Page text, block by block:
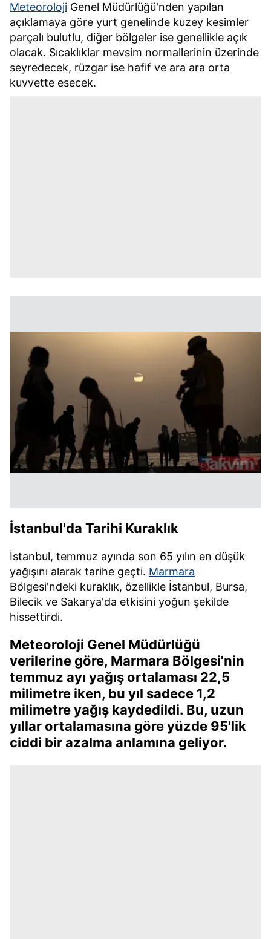
Meteoroloji Genel Müdürlüğü'nden yapılan
açıklamaya göre yurt genelinde kuzey kesimler
parçalı bulutlu, diğer bölgeler ise genellikle açık
olacak. Sıcaklıklar mevsim normallerinin üzerinde
seyredecek, rüzgar ise hafif ve ara ara orta
kuvvette esecek.
İstanbul'da Tarihi Kuraklık
İstanbul, temmuz ayında son 65 yılın en düşük
yağışını alarak tarihe geçti. Marmara
Bölgesi'ndeki kuraklık, özellikle İstanbul, Bursa,
Bilecik ve Sakarya'da etkisini yoğun şekilde
hissettirdi.
Meteoroloji Genel Müdürlüğü
verilerine göre, Marmara Bölgesi'nin
temmuz ayı yağış ortalaması 22,5
milimetre iken, bu yıl sadece 1,2
milimetre yağış kaydedildi. Bu, uzun
yıllar ortalamasına göre yüzde 95'lik
ciddi bir azalma anlamına geliyor.